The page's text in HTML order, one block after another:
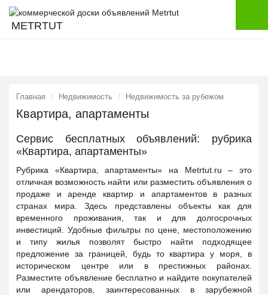
METRTUT
Главная Недвижимость Недвижимость за рубежом
Квартира, апартаменты
Сервис бесплатных объявлений: рубрика
«Квартира, апартаменты»
Рубрика «Квартира, апартаменты» на Metrtut.ru – это
отличная возможность найти или разместить объявления о
продаже и аренде квартир и апартаментов в разных
странах мира. Здесь представлены объекты как для
временного проживания, так и для долгосрочных
инвестиций. Удобные фильтры по цене, местоположению
и типу жилья позволят быстро найти подходящее
предложение за границей, будь то квартира у моря, в
историческом центре или в престижных районах.
Разместите объявление бесплатно и найдите покупателей
или арендаторов, заинтересованных в зарубежной